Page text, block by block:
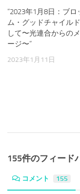
”2023年1月8日：ブロ
ム・グッドチャイル
して〜光連合からの
ージ〜”
2023年1月11日
155件のフィード
コメント 155